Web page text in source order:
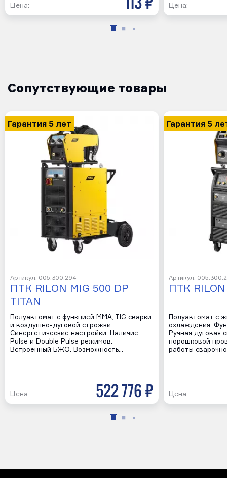
Цена: Цена:
Сопутствующие товары
Гарантия 5 лет
Артикул: 005.300.294
ПТК RILON MIG 500 DP
TITAN
Полуавтомат с функцией MMA, TIG сварки
и воздушно-дуговой строжки.
Синергетические настройки. Наличие
Pulse и Double Pulse режимов.
Встроенный БЖО. Возможность…
Цена: 522 776 р
Гарантия 5
Артикул:
ПТК
Полуавтомат с
охлаждения.
Ручная дуговая
порошковой
работы
Цена: